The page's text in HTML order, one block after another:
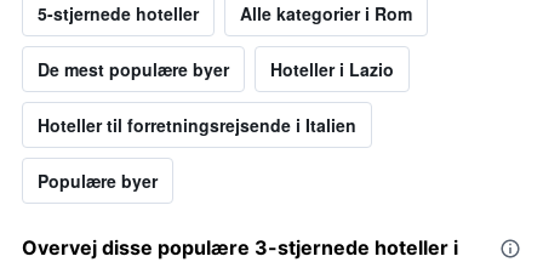
5-stjernede hoteller Alle kategorier i Rom
De mest populære byer Hoteller i Lazio
Hoteller til forretningsrejsende i Italien
Populære byer
Overvej disse populære 3-stjernede hoteller i